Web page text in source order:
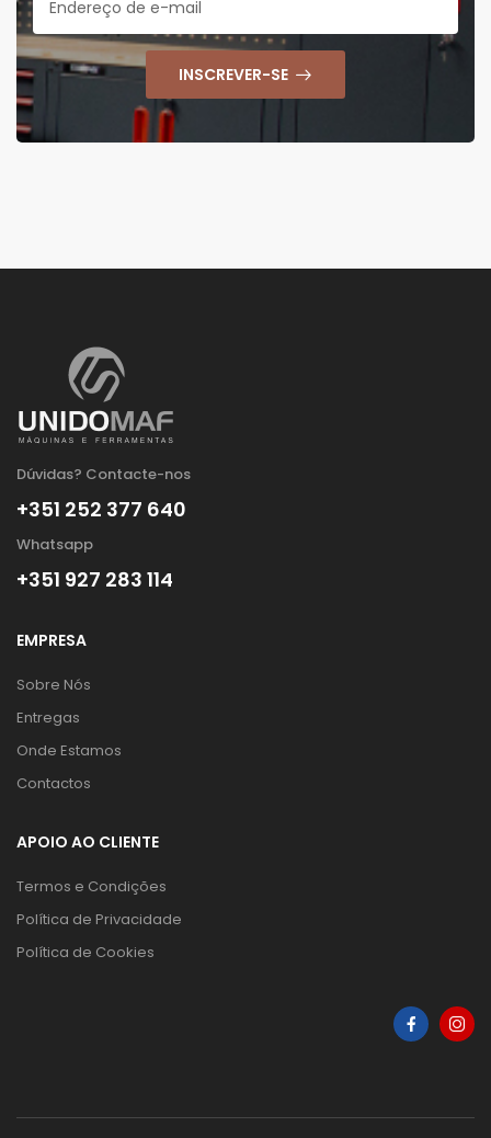
INSCREVER-SE
Dúvidas? Contacte-nos
+351 252 377 640
Whatsapp
+351 927 283 114
EMPRESA
Sobre Nós
Entregas
Onde Estamos
Contactos
APOIO AO CLIENTE
Termos e Condições
Política de Privacidade
Política de Cookies